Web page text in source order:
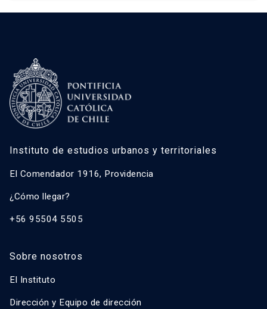
Instituto de estudios urbanos y territoriales
El Comendador 1916, Providencia
¿Cómo llegar?
+56 95504 5505
Sobre nosotros
El Instituto
Dirección y Equipo de dirección